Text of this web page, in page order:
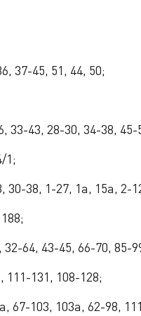
37-45, 51, 44, 50;
43, 28-30, 34-38, 45-
1;
38, 1-27, 1а, 15а, 2-
64, 43-45, 66-70, 85-
131, 108-128;
103, 103а, 62-98,